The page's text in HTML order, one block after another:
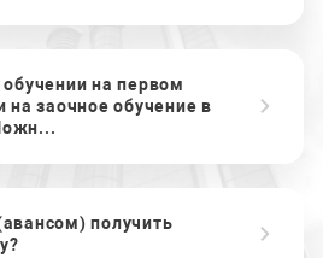
на первом
на заочное обучение в
получить